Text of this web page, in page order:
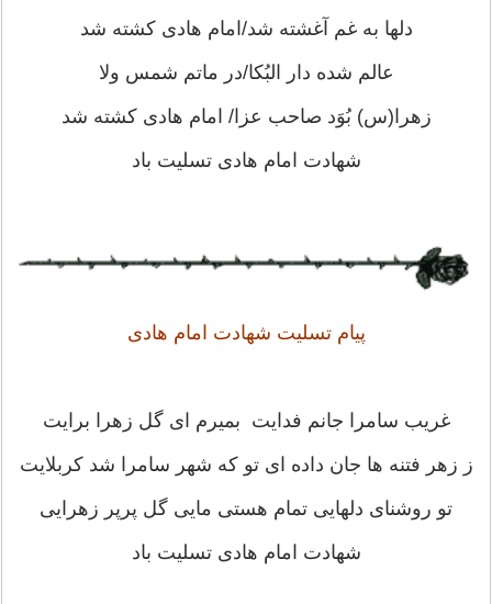
دلها به غم آغشته شد/امام هادی کشته شد
عالم شده دار البُکا/در ماتم شمس ولا
زهرا(س) بُوَد صاحب عزا/ امام هادی کشته شد
شهادت امام هادی تسلیت باد
پیام تسلیت شهادت امام هادی
غریب سامرا جانم فدایت بمیرم ای گل زهرا برایت
ز زهر فتنه ها جان داده ای تو که شهر سامرا شد کربلایت
تو روشنای دلهایی تمام هستی مایی گل پرپر زهرایی
شهادت امام هادی تسلیت باد